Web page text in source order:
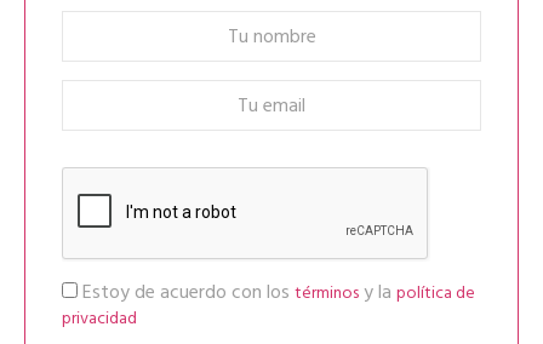
Estoy de acuerdo con los términosy la política de
privacidad